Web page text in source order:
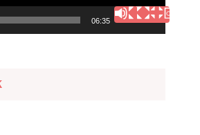
06:35